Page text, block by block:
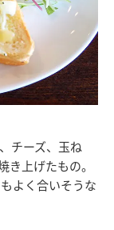
チーズ、玉ね
き上げたもの。
よく合いそうな